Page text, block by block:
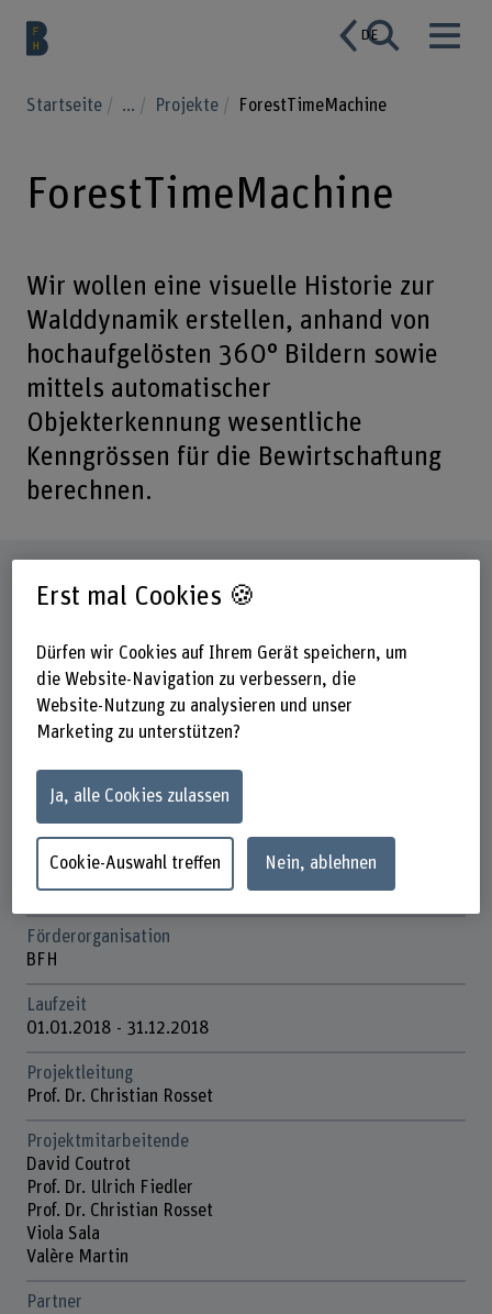
DE
Startseite ... Projekte ForestTimeMachine
ForestTimeMachine
Wir wollen eine visuelle Historie zur
Walddynamik erstellen, anhand von
hochaufgelösten 360° Bildern sowie
mittels automatischer
Objekterkennung wesentliche
Kenngrössen für die Bewirtschaftung
berechnen.
Beteiligte Departemente
Hochschule für Agrar-, Forst- und
Lebensmittelwissenschaften
Technik und Informatik
Multifunktionale Waldwirtschaft
Institute for Cybersecurity & Engineering (ICE)
Forschungseinheit(en)
Waldökosystem und Waldmanagement
ICE / Cyber Threat Intelligence
Förderorganisation
BFH
Laufzeit
01.01.2018 - 31.12.2018
Projektleitung
Prof. Dr. Christian Rosset
Projektmitarbeitende
David Coutrot
Prof. Dr. Ulrich Fiedler
Prof. Dr. Christian Rosset
Viola Sala
Valère Martin
Partner
Erst mal Cookies 🍪
Dürfen wir Cookies auf Ihrem Gerät speichern, um
die Website-Navigation zu verbessern, die
Website-Nutzung zu analysieren und unser
Marketing zu unterstützen?
Ja, alle Cookies zulassen
Cookie-Auswahl treffen Nein, ablehnen